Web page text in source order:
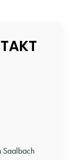
Saalbach